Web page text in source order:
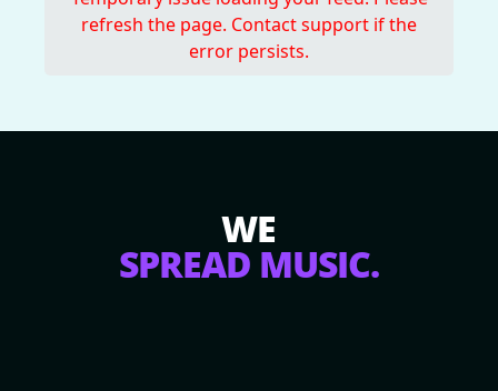
refresh the page. Contact support if the
error persists.
WE
SPREAD MUSIC.